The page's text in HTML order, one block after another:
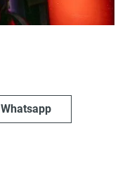
Whatsapp